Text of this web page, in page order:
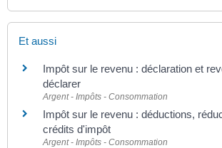
Et aussi
Impôt sur le revenu : déclaration et
déclarer
Argent - Impôts - Consommation
Impôt sur le revenu : déductions,
crédits d'impôt
Argent - Impôts - Consommation